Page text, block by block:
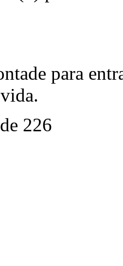
para
226